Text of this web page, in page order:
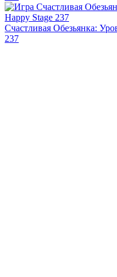
Счастливая Обезьянка:
237